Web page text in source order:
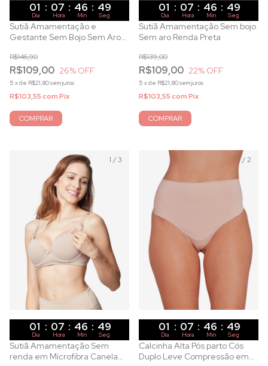
01 : 07 : 46 : 47
Dia Hora Min Seg
Sutiã Amamentação e
Gestante Sem Bojo Sem Aro
R$109,00
R$146,90
26% OFF
5 xde R$21,80sem juros
R$103,55comPix
COMPRAR
01 : 07 : 46 : 47
Dia Hora Min Seg
Sutiã Amamentação Sem bojo
Sem aro Renda Preta
R$109,00
R$139,00
22% OFF
5 xde R$21,80sem juros
R$103,55comPix
COMPRAR
1 /3
01 : 07 : 46 : 47
Dia Hora Min Seg
Sutiã Amamentação Sem
renda em Microfibra Canela
1/2
01 : 07 : 46 : 47
Dia Hora Min Seg
Calcinha Alta Pós parto Cós
Duplo Leve Compressão em